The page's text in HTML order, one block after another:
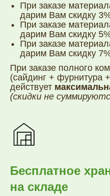
При заказе
дарим Вам скидку
При заказе
дарим Вам скидку
При заказе
дарим Вам скидку
При заказе полного
(сайдинг + фурнитура
действует
(скидки не
Бесплатное
на складе